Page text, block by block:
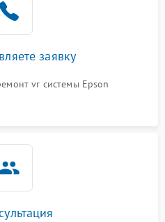
заявку
vr системы Epson